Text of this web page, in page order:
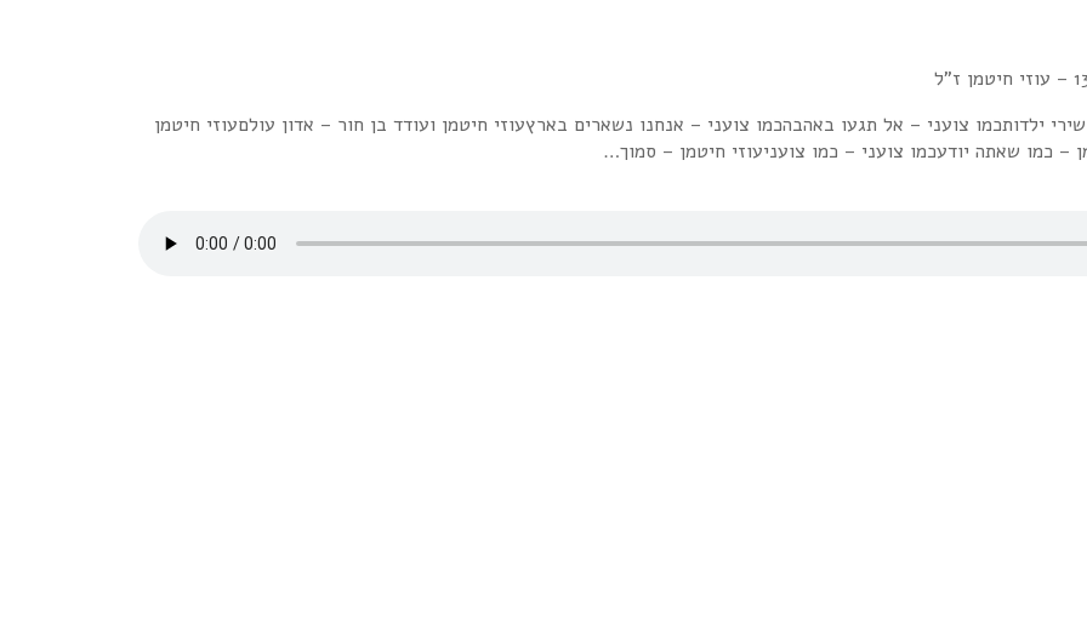
ילדותכמו צועני – אל תגעו באהבהכמו צועני – אנחנו נשארים בארץעוזי חיטמן ועודד בן חור – אדון עולםעוזי חיטמן
– כמו שאתה יודעכמו צועני – כמו צועניעוזי חיטמן – סמוך…